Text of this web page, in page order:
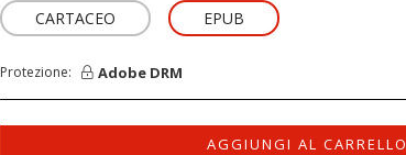
CARTACEO EPUB
Protezione: Adobe DRM
AGGIUNGI AL CARRELLO